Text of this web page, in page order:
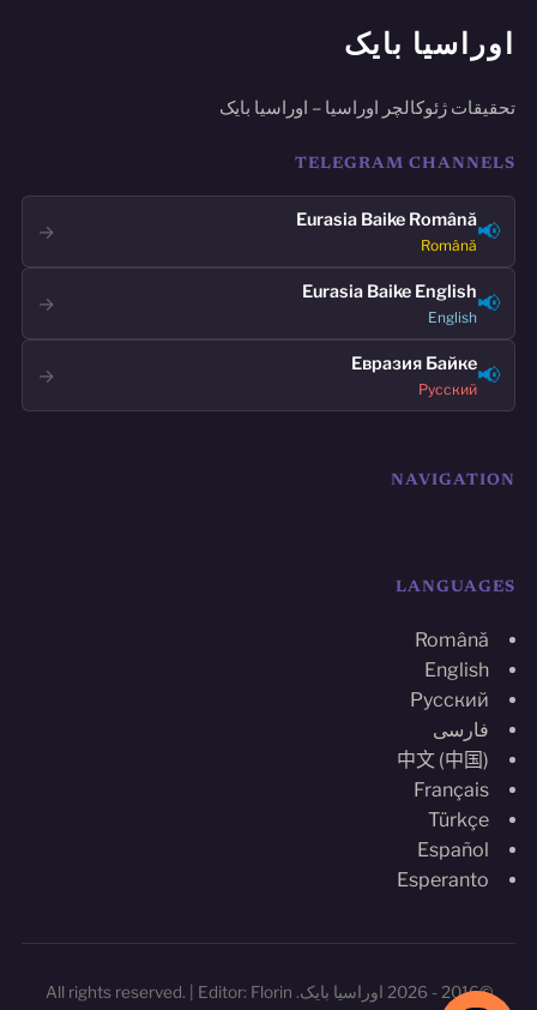
اوراسیا بایک
تحقیقات ژئوکالچر اوراسیا – اوراسیا بایک
TELEGRAM CHANNELS
📢
Eurasia Baike Română
Română
→
📢
Eurasia Baike English
English
→
📢
Евразия Байке
Русский
→
NAVIGATION
LANGUAGES
Română
English
Русский
فارسی
中文 (中国)
Français
Türkçe
Español
Esperanto
©2016 - 2026 اوراسیا بایک. All rights reserved. | Editor: Florin